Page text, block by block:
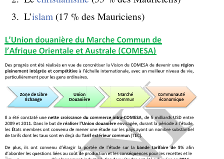
L’islam (17 % des Mauriciens)